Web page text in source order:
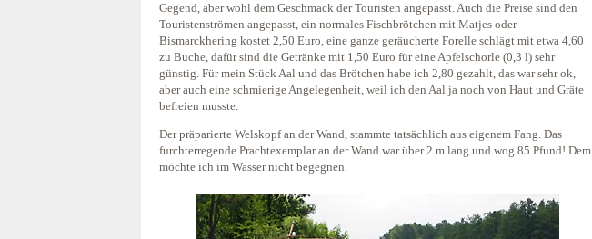
Gegend, aber wohl dem Geschmack der Touristen angepasst. Auch die Preise sind den
Touristenströmen angepasst, ein normales Fischbrötchen mit Matjes oder
Bismarckhering kostet 2,50 Euro, eine ganze geräucherte Forelle schlägt mit etwa 4,60
zu Buche, dafür sind die Getränke mit 1,50 Euro für eine Apfelschorle (0,3 l) sehr
günstig. Für mein Stück Aal und das Brötchen habe ich 2,80 gezahlt, das war sehr ok,
aber auch eine schmierige Angelegenheit, weil ich den Aal ja noch von Haut und Gräte
befreien musste.
Der präparierte Welskopf an der Wand, stammte tatsächlich aus eigenem Fang. Das
furchterregende Prachtexemplar an der Wand war über 2 m lang und wog 85 Pfund! Dem
möchte ich im Wasser nicht begegnen.